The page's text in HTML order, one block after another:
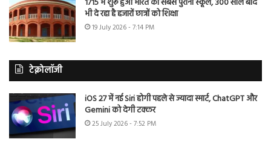
1715 में शुरू हुआ भारत का सबसे पुराना स्कूल, 300 साल बाद
भी दे रहा है हजारों छात्रों को शिक्षा
19 July 2026 - 7:14 PM
टेक्नोलॉजी
iOS 27 में नई Siri होगी पहले से ज्यादा स्मार्ट, ChatGPT और
Gemini को देगी टक्कर
25 July 2026 - 7:52 PM